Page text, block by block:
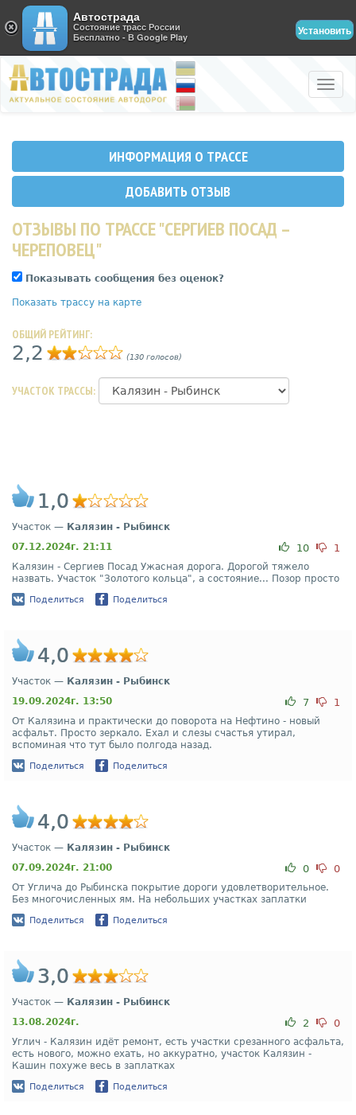
Автострада
Состояние трасс России
Бесплатно - В Google Play
Установить
Toggle
ИНФОРМАЦИЯ О ТРАССЕ
ДОБАВИТЬ ОТЗЫВ
ОТЗЫВЫ ПО ТРАССЕ "СЕРГИЕВ ПОСАД –
ЧЕРЕПОВЕЦ"
Показывать сообщения без оценок?
Показать трассу на карте
ОБЩИЙ РЕЙТИНГ:
2,2 (130 голосов)
УЧАСТОК ТРАССЫ:
1,0
Участок — Калязин - Рыбинск
07.12.2024г. 21:11
10 1
Калязин - Сергиев Посад Ужасная дорога. Дорогой тяжело
назвать. Участок "Золотого кольца", а состояние... Позор просто
Поделиться Поделиться
4,0
Участок — Калязин - Рыбинск
19.09.2024г. 13:50
7 1
От Калязина и практически до поворота на Нефтино - новый
асфальт. Просто зеркало. Ехал и слезы счастья утирал,
вспоминая что тут было полгода назад.
Поделиться Поделиться
4,0
Участок — Калязин - Рыбинск
07.09.2024г. 21:00
0 0
От Углича до Рыбинска покрытие дороги удовлетворительное.
Без многочисленных ям. На небольших участках заплатки
Поделиться Поделиться
3,0
Участок — Калязин - Рыбинск
13.08.2024г.
2 0
Углич - Калязин идёт ремонт, есть участки срезанного асфальта,
есть нового, можно ехать, но аккуратно, участок Калязин -
Кашин похуже весь в заплатках
Поделиться Поделиться